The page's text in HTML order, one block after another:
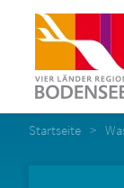
Startseite